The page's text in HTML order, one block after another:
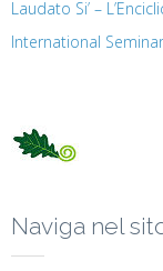
Laudato Si’ –
International
Naviga nel